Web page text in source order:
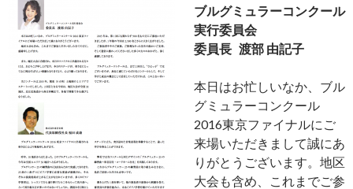
ブルグミュラーコンクール
実行委員会
委員長 渡部 由記子
本日はお忙しいなか、ブル
グミュラーコンクール
2016東京ファイナルにご
来場いただきまして誠にあ
りがとうございます。地区
大会も含め、これまでご参